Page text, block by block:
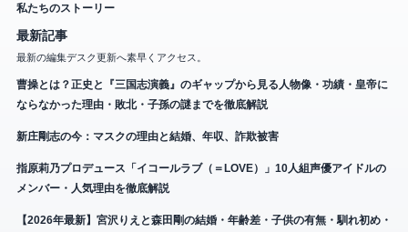
私たちのストーリー
最新記事
最新の編集デスク更新へ素早くアクセス。
曹操とは？正史と『三国志演義』のギャップから見る人物像・功績・皇帝に
ならなかった理由・敗北・子孫の謎までを徹底解説
新庄剛志の今：マスクの理由と結婚、年収、詐欺被害
指原莉乃プロデュース「イコールラブ（＝LOVE）」10人組声優アイドルの
メンバー・人気理由を徹底解説
【2026年最新】宮沢りえと森田剛の結婚・年齢差・子供の有無・馴れ初め・